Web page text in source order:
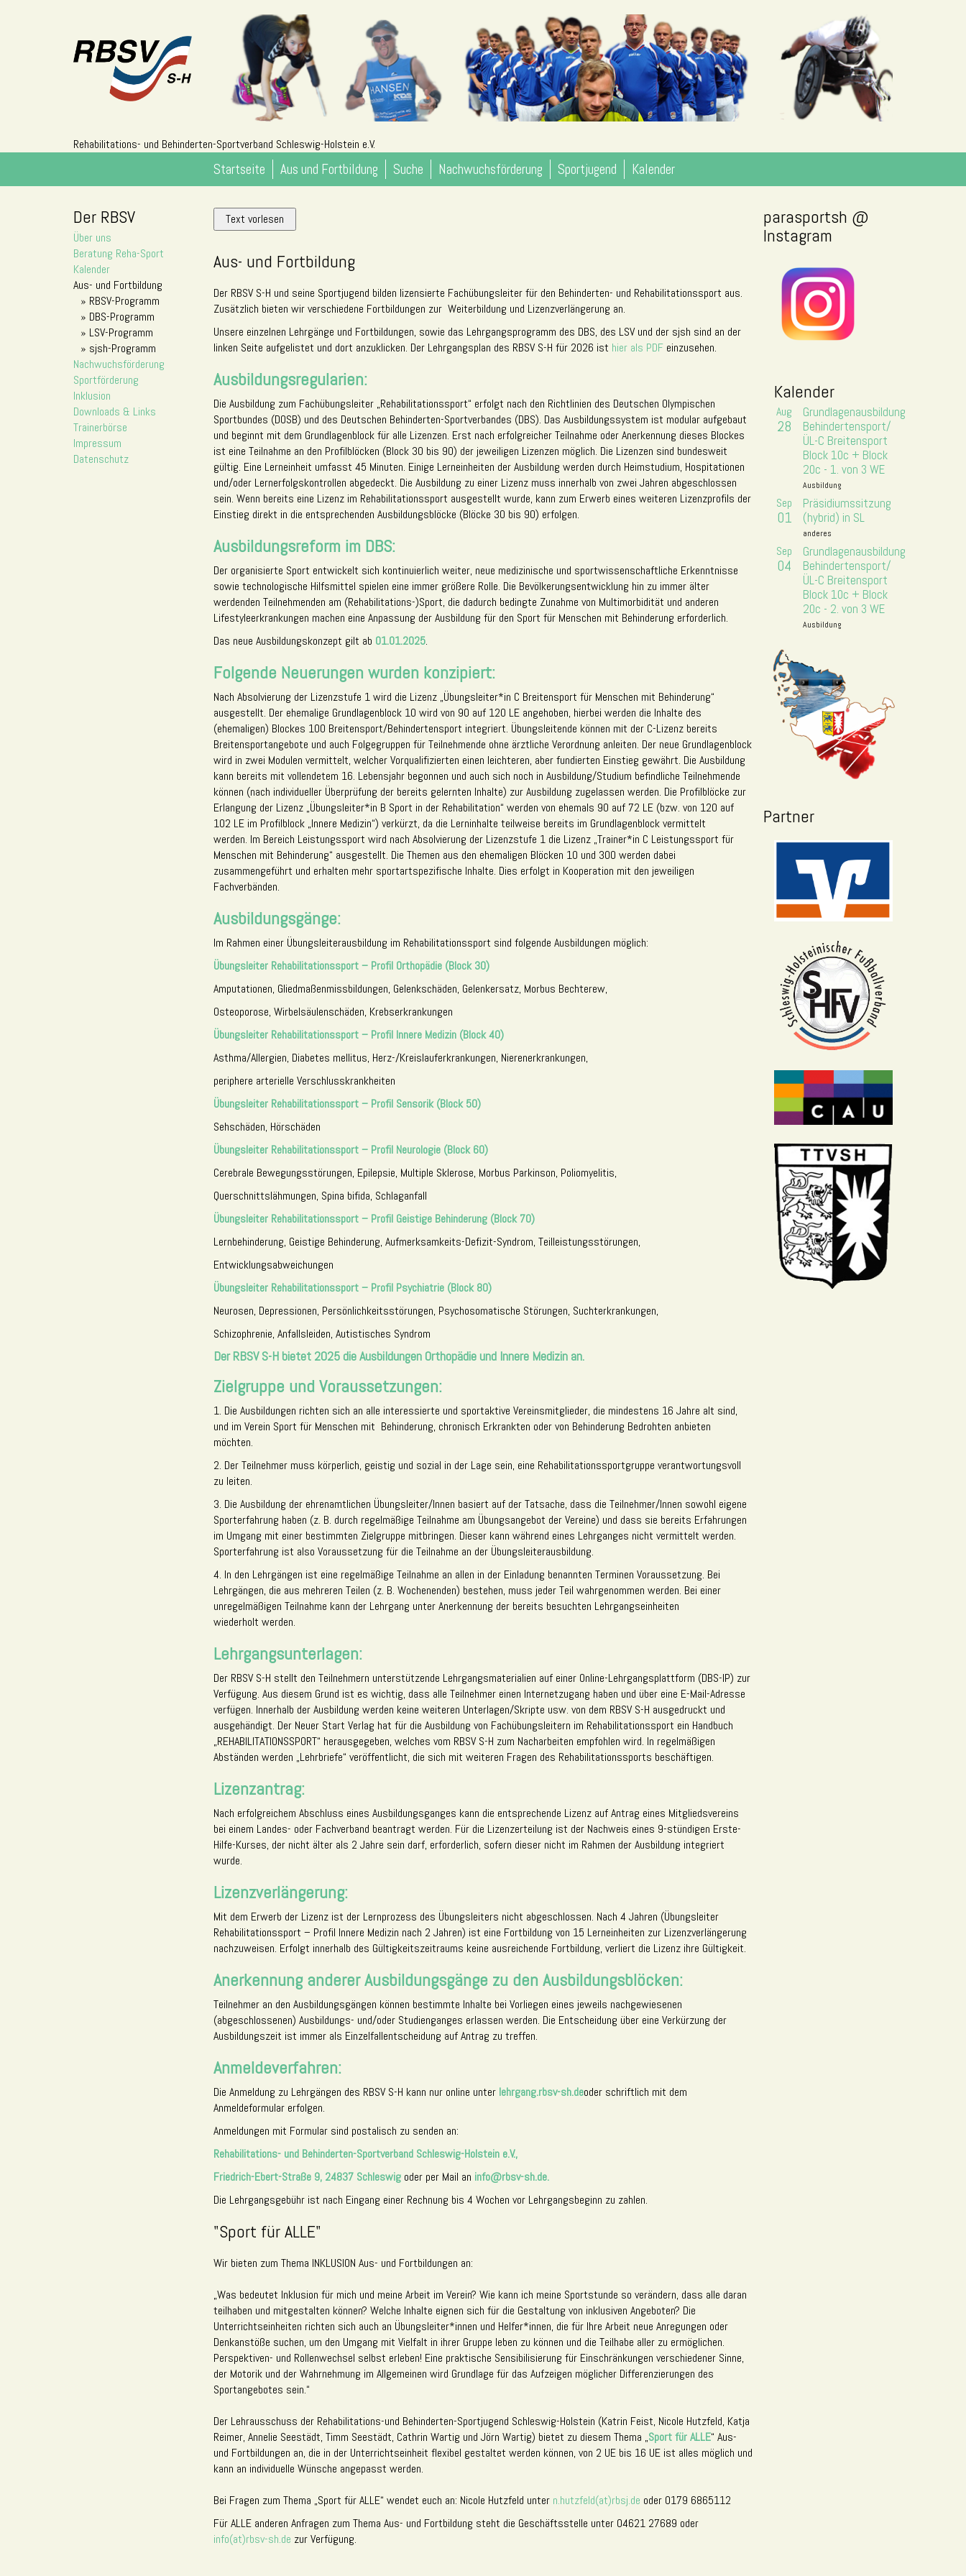
Rehabilitations- und Behinderten-Sportverband Schleswig-Holstein e.V.
Startseite Aus und Fortbildung Suche Nachwuchsförderung Sportjugend Kalender
Der RBSV
Über uns
Beratung Reha-Sport
Kalender
Aus- und Fortbildung
RBSV-Programm
DBS-Programm
LSV-Programm
sjsh-Programm
Nachwuchsförderung
Sportförderung
Inklusion
Downloads & Links
Trainerbörse
Impressum
Datenschutz
Text vorlesen
Aus- und Fortbildung
Der RBSV S-H und seine Sportjugend bilden lizensierte Fachübungsleiter für den Behinderten- und Rehabilitationssport aus.
Zusätzlich bieten wir verschiedene Fortbildungen zur Weiterbildung und Lizenzverlängerung an.
Unsere einzelnen Lehrgänge und Fortbildungen, sowie das Lehrgangsprogramm des DBS, des LSV und der sjsh sind an der
linken Seite aufgelistet und dort anzuklicken. Der Lehrgangsplan des RBSV S-H für 2026 ist hier als PDF einzusehen.
Ausbildungsregularien:
Die Ausbildung zum Fachübungsleiter „Rehabilitationssport“ erfolgt nach den Richtlinien des Deutschen Olympischen
Sportbundes (DOSB) und des Deutschen Behinderten-Sportverbandes (DBS). Das Ausbildungssystem ist modular aufgebaut
und beginnt mit dem Grundlagenblock für alle Lizenzen. Erst nach erfolgreicher Teilnahme oder Anerkennung dieses Blockes
ist eine Teilnahme an den Profilblöcken (Block 30 bis 90) der jeweiligen Lizenzen möglich. Die Lizenzen sind bundesweit
gültig. Eine Lerneinheit umfasst 45 Minuten. Einige Lerneinheiten der Ausbildung werden durch Heimstudium, Hospitationen
und/oder Lernerfolgskontrollen abgedeckt. Die Ausbildung zu einer Lizenz muss innerhalb von zwei Jahren abgeschlossen
sein. Wenn bereits eine Lizenz im Rehabilitationssport ausgestellt wurde, kann zum Erwerb eines weiteren Lizenzprofils der
Einstieg direkt in die entsprechenden Ausbildungsblöcke (Blöcke 30 bis 90) erfolgen.
Ausbildungsreform im DBS:
Der organisierte Sport entwickelt sich kontinuierlich weiter, neue medizinische und sportwissenschaftliche Erkenntnisse
sowie technologische Hilfsmittel spielen eine immer größere Rolle. Die Bevölkerungsentwicklung hin zu immer älter
werdenden Teilnehmenden am (Rehabilitations-)Sport, die dadurch bedingte Zunahme von Multimorbidität und anderen
Lifestyleerkrankungen machen eine Anpassung der Ausbildung für den Sport für Menschen mit Behinderung erforderlich.
Das neue Ausbildungskonzept gilt ab 01.01.2025.
Folgende Neuerungen wurden konzipiert:
Nach Absolvierung der Lizenzstufe 1 wird die Lizenz „Übungsleiter*in C Breitensport für Menschen mit Behinderung“
ausgestellt. Der ehemalige Grundlagenblock 10 wird von 90 auf 120 LE angehoben, hierbei werden die Inhalte des
(ehemaligen) Blockes 100 Breitensport/Behindertensport integriert. Übungsleitende können mit der C-Lizenz bereits
Breitensportangebote und auch Folgegruppen für Teilnehmende ohne ärztliche Verordnung anleiten. Der neue Grundlagenblock
wird in zwei Modulen vermittelt, welcher Vorqualifizierten einen leichteren, aber fundierten Einstieg gewährt. Die Ausbildung
kann bereits mit vollendetem 16. Lebensjahr begonnen und auch sich noch in Ausbildung/Studium befindliche Teilnehmende
können (nach individueller Überprüfung der bereits gelernten Inhalte) zur Ausbildung zugelassen werden. Die Profilblöcke zur
Erlangung der Lizenz „Übungsleiter*in B Sport in der Rehabilitation“ werden von ehemals 90 auf 72 LE (bzw. von 120 auf
102 LE im Profilblock „Innere Medizin“) verkürzt, da die Lerninhalte teilweise bereits im Grundlagenblock vermittelt
werden. Im Bereich Leistungssport wird nach Absolvierung der Lizenzstufe 1 die Lizenz „Trainer*in C Leistungssport für
Menschen mit Behinderung“ ausgestellt. Die Themen aus den ehemaligen Blöcken 10 und 300 werden dabei
zusammengeführt und erhalten mehr sportartspezifische Inhalte. Dies erfolgt in Kooperation mit den jeweiligen
Fachverbänden.
Ausbildungsgänge:
Im Rahmen einer Übungsleiterausbildung im Rehabilitationssport sind folgende Ausbildungen möglich:
Übungsleiter Rehabilitationssport – Profil Orthopädie (Block 30)
Amputationen, Gliedmaßenmissbildungen, Gelenkschäden, Gelenkersatz, Morbus Bechterew,
Osteoporose, Wirbelsäulenschäden, Krebserkrankungen
Übungsleiter Rehabilitationssport – Profil Innere Medizin (Block 40)
Asthma/Allergien, Diabetes mellitus, Herz-/Kreislauferkrankungen, Nierenerkrankungen,
periphere arterielle Verschlusskrankheiten
Übungsleiter Rehabilitationssport – Profil Sensorik (Block 50)
Sehschäden, Hörschäden
Übungsleiter Rehabilitationssport – Profil Neurologie (Block 60)
Cerebrale Bewegungsstörungen, Epilepsie, Multiple Sklerose, Morbus Parkinson, Poliomyelitis,
Querschnittslähmungen, Spina bifida, Schlaganfall
Übungsleiter Rehabilitationssport – Profil Geistige Behinderung (Block 70)
Lernbehinderung, Geistige Behinderung, Aufmerksamkeits-Defizit-Syndrom, Teilleistungsstörungen,
Entwicklungsabweichungen
Übungsleiter Rehabilitationssport – Profil Psychiatrie (Block 80)
Neurosen, Depressionen, Persönlichkeitsstörungen, Psychosomatische Störungen, Suchterkrankungen,
Schizophrenie, Anfallsleiden, Autistisches Syndrom
Der RBSV S-H bietet 2025 die Ausbildungen Orthopädie und Innere Medizin an.
Zielgruppe und Voraussetzungen:
1. Die Ausbildungen richten sich an alle interessierte und sportaktive Vereinsmitglieder, die mindestens 16 Jahre alt sind,
und im Verein Sport für Menschen mit Behinderung, chronisch Erkrankten oder von Behinderung Bedrohten anbieten
möchten.
2. Der Teilnehmer muss körperlich, geistig und sozial in der Lage sein, eine Rehabilitationssportgruppe verantwortungsvoll
zu leiten.
3. Die Ausbildung der ehrenamtlichen Übungsleiter/Innen basiert auf der Tatsache, dass die Teilnehmer/Innen sowohl eigene
Sporterfahrung haben (z. B. durch regelmäßige Teilnahme am Übungsangebot der Vereine) und dass sie bereits Erfahrungen
im Umgang mit einer bestimmten Zielgruppe mitbringen. Dieser kann während eines Lehrganges nicht vermittelt werden.
Sporterfahrung ist also Voraussetzung für die Teilnahme an der Übungsleiterausbildung.
4. In den Lehrgängen ist eine regelmäßige Teilnahme an allen in der Einladung benannten Terminen Voraussetzung. Bei
Lehrgängen, die aus mehreren Teilen (z. B. Wochenenden) bestehen, muss jeder Teil wahrgenommen werden. Bei einer
unregelmäßigen Teilnahme kann der Lehrgang unter Anerkennung der bereits besuchten Lehrgangseinheiten
wiederholt werden.
Lehrgangsunterlagen:
Der RBSV S-H stellt den Teilnehmern unterstützende Lehrgangsmaterialien auf einer Online-Lehrgangsplattform (DBS-IP) zur
Verfügung. Aus diesem Grund ist es wichtig, dass alle Teilnehmer einen Internetzugang haben und über eine E-Mail-Adresse
verfügen. Innerhalb der Ausbildung werden keine weiteren Unterlagen/Skripte usw. von dem RBSV S-H ausgedruckt und
ausgehändigt. Der Neuer Start Verlag hat für die Ausbildung von Fachübungsleitern im Rehabilitationssport ein Handbuch
„REHABILITATIONSSPORT“ herausgegeben, welches vom RBSV S-H zum Nacharbeiten empfohlen wird. In regelmäßigen
Abständen werden „Lehrbriefe“ veröffentlicht, die sich mit weiteren Fragen des Rehabilitationssports beschäftigen.
Lizenzantrag:
Nach erfolgreichem Abschluss eines Ausbildungsganges kann die entsprechende Lizenz auf Antrag eines Mitgliedsvereins
bei einem Landes- oder Fachverband beantragt werden. Für die Lizenzerteilung ist der Nachweis eines 9-stündigen Erste-
Hilfe-Kurses, der nicht älter als 2 Jahre sein darf, erforderlich, sofern dieser nicht im Rahmen der Ausbildung integriert
wurde.
Lizenzverlängerung:
Mit dem Erwerb der Lizenz ist der Lernprozess des Übungsleiters nicht abgeschlossen. Nach 4 Jahren (Übungsleiter
Rehabilitationssport – Profil Innere Medizin nach 2 Jahren) ist eine Fortbildung von 15 Lerneinheiten zur Lizenzverlängerung
nachzuweisen. Erfolgt innerhalb des Gültigkeitszeitraums keine ausreichende Fortbildung, verliert die Lizenz ihre Gültigkeit.
Anerkennung anderer Ausbildungsgänge zu den Ausbildungsblöcken:
Teilnehmer an den Ausbildungsgängen können bestimmte Inhalte bei Vorliegen eines jeweils nachgewiesenen
(abgeschlossenen) Ausbildungs- und/oder Studienganges erlassen werden. Die Entscheidung über eine Verkürzung der
Ausbildungszeit ist immer als Einzelfallentscheidung auf Antrag zu treffen.
Anmeldeverfahren:
Die Anmeldung zu Lehrgängen des RBSV S-H kann nur online unter lehrgang.rbsv-sh.deoder schriftlich mit dem
Anmeldeformular erfolgen.
Anmeldungen mit Formular sind postalisch zu senden an:
Rehabilitations- und Behinderten-Sportverband Schleswig-Holstein e.V.,
Friedrich-Ebert-Straße 9, 24837 Schleswig oder per Mail an info@rbsv-sh.de.
Die Lehrgangsgebühr ist nach Eingang einer Rechnung bis 4 Wochen vor Lehrgangsbeginn zu zahlen.
"Sport für ALLE"
Wir bieten zum Thema INKLUSION Aus- und Fortbildungen an:
„Was bedeutet Inklusion für mich und meine Arbeit im Verein? Wie kann ich meine Sportstunde so verändern, dass alle daran
teilhaben und mitgestalten können? Welche Inhalte eignen sich für die Gestaltung von inklusiven Angeboten? Die
Unterrichtseinheiten richten sich auch an Übungsleiter*innen und Helfer*innen, die für Ihre Arbeit neue Anregungen oder
Denkanstöße suchen, um den Umgang mit Vielfalt in ihrer Gruppe leben zu können und die Teilhabe aller zu ermöglichen.
Perspektiven- und Rollenwechsel selbst erleben! Eine praktische Sensibilisierung für Einschränkungen verschiedener Sinne,
der Motorik und der Wahrnehmung im Allgemeinen wird Grundlage für das Aufzeigen möglicher Differenzierungen des
Sportangebotes sein.“
Der Lehrausschuss der Rehabilitations-und Behinderten-Sportjugend Schleswig-Holstein (Katrin Feist, Nicole Hutzfeld, Katja
Reimer, Annelie Seestädt, Timm Seestädt, Cathrin Wartig und Jörn Wartig) bietet zu diesem Thema „Sport für ALLE“ Aus-
und Fortbildungen an, die in der Unterrichtseinheit flexibel gestaltet werden können, von 2 UE bis 16 UE ist alles möglich und
kann an individuelle Wünsche angepasst werden.
Bei Fragen zum Thema „Sport für ALLE“ wendet euch an: Nicole Hutzfeld unter n.hutzfeld(at)rbsj.de oder 0179 6865112
Für ALLE anderen Anfragen zum Thema Aus- und Fortbildung steht die Geschäftsstelle unter 04621 27689 oder
info(at)rbsv-sh.de zur Verfügung.
parasportsh @
Instagram
Kalender
Aug
28
Grundlagenausbildung
Behindertensport/
ÜL-C Breitensport
Block 10c + Block
20c - 1. von 3 WE
Ausbildung
Sep
01
Präsidiumssitzung
(hybrid) in SL
anderes
Sep
04
Grundlagenausbildung
Behindertensport/
ÜL-C Breitensport
Block 10c + Block
20c - 2. von 3 WE
Ausbildung
Partner